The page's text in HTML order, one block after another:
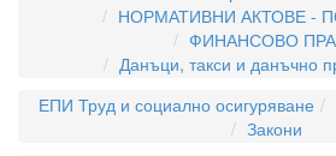
НОРМАТИВНИ АКТОВЕ -
ФИНАНСОВО
Данъци, такси и данъчно
ЕПИ Труд и социално осигуряване
Закони